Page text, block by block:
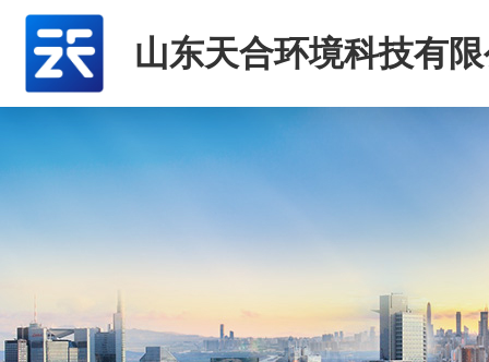
山东天合环境科技有